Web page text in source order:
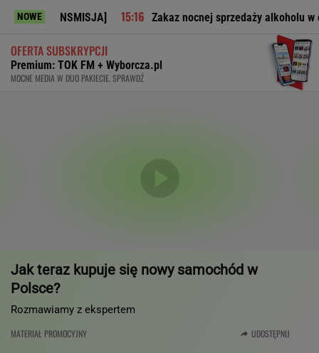
NOWE Zakaz nocnej sprzedaży alkoholu w całej
OFERTA SUBSKRYPCJI
Premium: TOK FM + Wyborcza.pl
MOCNE MEDIA W DUO PAKIECIE. SPRAWDŹ
Jak teraz kupuje się nowy samochód w
Polsce?
Rozmawiamy z ekspertem
MATERIAŁ PROMOCYJNY UDOSTĘPNIJ